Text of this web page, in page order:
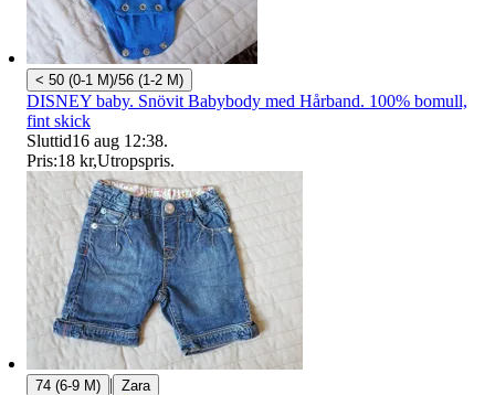
< 50 (0-1 M)/56 (1-2 M)
DISNEY baby. Snövit Babybody med Hårband. 100% bomull,
fint skick
Sluttid16 aug 12:38.
Pris:18 kr,Utropspris.
74 (6-9 M) | Zara